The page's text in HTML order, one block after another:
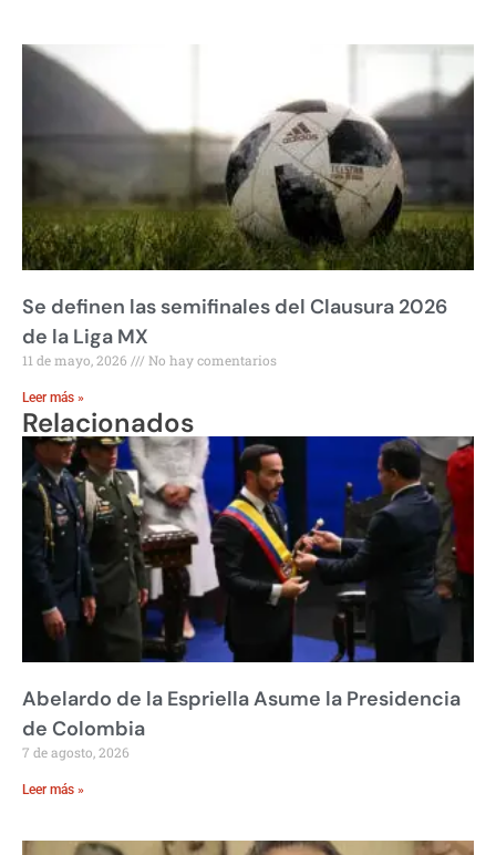
Se definen las semifinales del Clausura 2026
de la Liga MX
11 de mayo, 2026 No hay comentarios
Leer más »
Relacionados
Abelardo de la Espriella Asume la Presidencia
de Colombia
7 de agosto, 2026
Leer más »